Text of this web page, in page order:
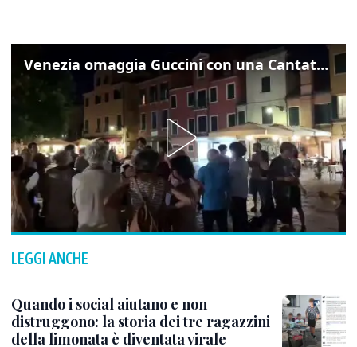
Venezia omaggia Guccini con una Cantata Anarchica in campo Santa Margherita
LEGGI ANCHE
Quando i social aiutano e non
distruggono: la storia dei tre ragazzini
della limonata è diventata virale